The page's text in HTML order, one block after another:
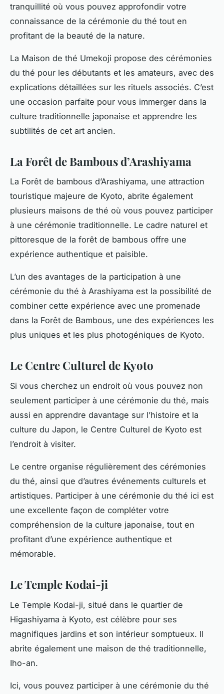
tranquillité où vous pouvez approfondir votre
connaissance de la cérémonie du thé tout en
profitant de la beauté de la nature.
La Maison de thé Umekoji propose des cérémonies
du thé pour les débutants et les amateurs, avec des
explications détaillées sur les rituels associés. C’est
une occasion parfaite pour vous immerger dans la
culture traditionnelle japonaise et apprendre les
subtilités de cet art ancien.
La Forêt de Bambous d’Arashiyama
La Forêt de bambous d’Arashiyama, une attraction
touristique majeure de Kyoto, abrite également
plusieurs maisons de thé où vous pouvez participer
à une cérémonie traditionnelle. Le cadre naturel et
pittoresque de la forêt de bambous offre une
expérience authentique et paisible.
L’un des avantages de la participation à une
cérémonie du thé à Arashiyama est la possibilité de
combiner cette expérience avec une promenade
dans la Forêt de Bambous, une des expériences les
plus uniques et les plus photogéniques de Kyoto.
Le Centre Culturel de Kyoto
Si vous cherchez un endroit où vous pouvez non
seulement participer à une cérémonie du thé, mais
aussi en apprendre davantage sur l’histoire et la
culture du Japon, le Centre Culturel de Kyoto est
l’endroit à visiter.
Le centre organise régulièrement des cérémonies
du thé, ainsi que d’autres événements culturels et
artistiques. Participer à une cérémonie du thé ici est
une excellente façon de compléter votre
compréhension de la culture japonaise, tout en
profitant d’une expérience authentique et
mémorable.
Le Temple Kodai-ji
Le Temple Kodai-ji, situé dans le quartier de
Higashiyama à Kyoto, est célèbre pour ses
magnifiques jardins et son intérieur somptueux. Il
abrite également une maison de thé traditionnelle,
Iho-an.
Ici, vous pouvez participer à une cérémonie du thé